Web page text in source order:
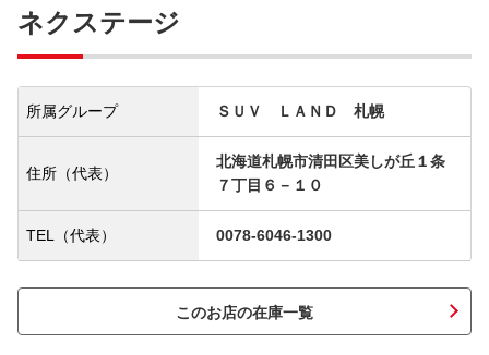
ネクステージ
所属グループ ＳＵＶ ＬＡＮＤ 札幌
住所（代表）
北海道札幌市清田区美しが丘１条
７丁目６－１０
TEL（代表） 0078-6046-1300
このお店の在庫一覧